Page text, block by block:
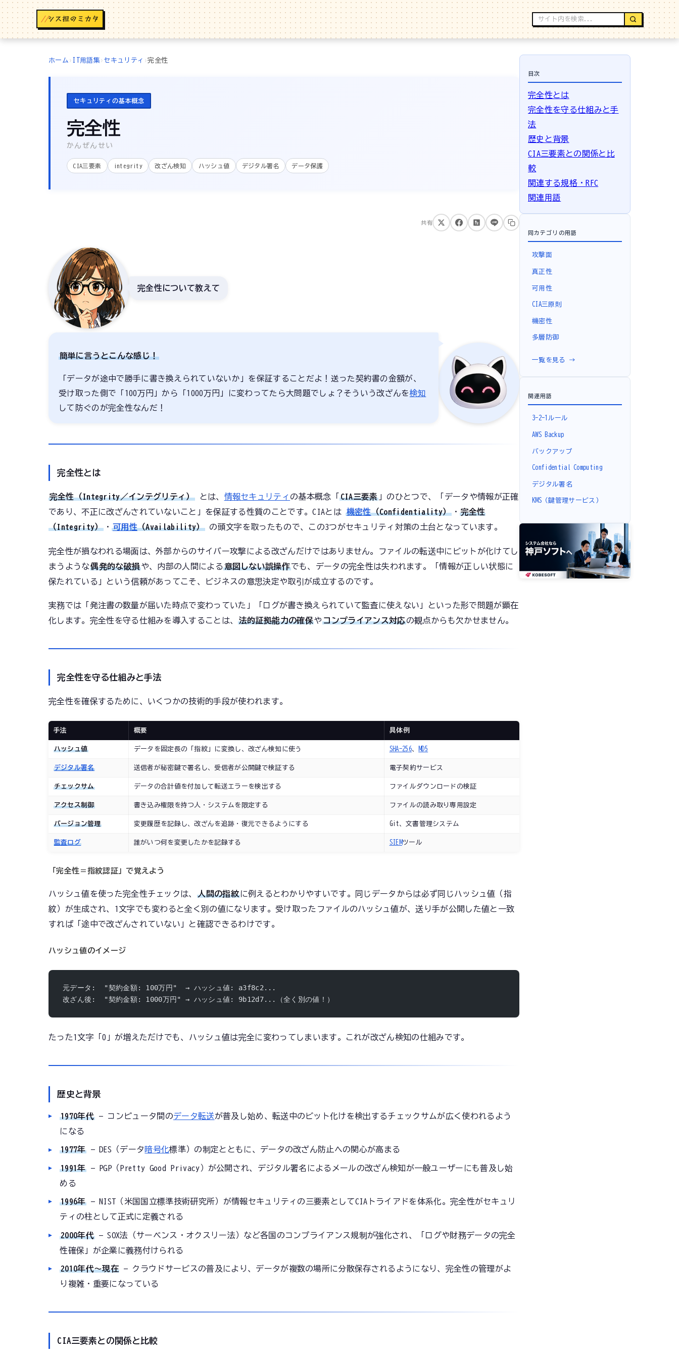
//
ホーム › IT用語集› セキュリティ ›完全性
セキュリティの基本概念
完全性
かんぜんせい
CIA三要素 integrity 改ざん検知 ハッシュ値 デジタル署名 データ保護
共有
完全性について教えて
簡単に言うとこんな感じ！
「データが途中で勝手に書き換えられていないか」を保証することだよ！送った契約書の金額が、
受け取った側で「100万円」から「1000万円」に変わってたら大問題でしょ？そういう改ざんを検知
して防ぐのが完全性なんだ！
完全性とは
完全性（Integrity／インテグリティ） とは、 情報セキュリティ の基本概念「 CIA三要素 」のひとつで、「データや情報が正確
であり、不正に改ざんされていないこと」を保証する性質のことです。CIAとは機密性（Confidentiality）・完全性
（Integrity） ・可用性（Availability） の頭文字を取ったもので、この3つがセキュリティ対策の土台となっています。
完全性が損なわれる場面は、外部からのサイバー攻撃による改ざんだけではありません。ファイルの転送中にビットが化けてし
まうような偶発的な破損や、内部の人間による 意図しない誤操作でも、データの完全性は失われます。「情報が正しい状態に
保たれている」という信頼があってこそ、ビジネスの意思決定や取引が成立するのです。
実務では「発注書の数量が届いた時点で変わっていた」「ログが書き換えられていて監査に使えない」といった形で問題が顕在
化します。完全性を守る仕組みを導入することは、法的証拠能力の確保や コンプライアンス対応の観点からも欠かせません。
完全性を守る仕組みと手法
完全性を確保するために、いくつかの技術的手段が使われます。
手法 概要 具体例
ハッシュ値 データを固定長の「指紋」に変換し、改ざん検知に使う SHA-256、 MD5
デジタル署名 送信者が秘密鍵で署名し、受信者が公開鍵で検証する 電子契約サービス
チェックサム データの合計値を付加して転送エラーを検出する ファイルダウンロードの検証
アクセス制御 書き込み権限を持つ人・システムを限定する ファイルの読み取り専用設定
バージョン管理 変更履歴を記録し、改ざんを追跡・復元できるようにする Git、文書管理システム
監査ログ 誰がいつ何を変更したかを記録する SIEMツール
「完全性＝指紋認証」で覚えよう
ハッシュ値を使った完全性チェックは、 人間の指紋に例えるとわかりやすいです。同じデータからは必ず同じハッシュ値（指
紋）が生成され、1文字でも変わると全く別の値になります。受け取ったファイルのハッシュ値が、送り手が公開した値と一致
すれば「途中で改ざんされていない」と確認できるわけです。
ハッシュ値のイメージ
元データ:  "契約金額: 100万円"  → ハッシュ値: a3f8c2...
改ざん後:  "契約金額: 1000万円" → ハッシュ値: 9b12d7...（全く別の値！）
たった1文字「0」が増えただけでも、ハッシュ値は完全に変わってしまいます。これが改ざん検知の仕組みです。
歴史と背景
1970年代— コンピュータ間のデータ転送が普及し始め、転送中のビット化けを検出するチェックサムが広く使われるよう
になる
1977年 — DES（データ 暗号化標準）の制定とともに、データの改ざん防止への関心が高まる
1991年 — PGP（Pretty Good Privacy）が公開され、デジタル署名によるメールの改ざん検知が一般ユーザーにも普及し始
める
1996年 — NIST（米国国立標準技術研究所）が情報セキュリティの三要素としてCIAトライアドを体系化。完全性がセキュリ
ティの柱として正式に定義される
2000年代— SOX法（サーベンス・オクスリー法）など各国のコンプライアンス規制が強化され、「ログや財務データの完全
性確保」が企業に義務付けられる
2010年代〜現在 — クラウドサービスの普及により、データが複数の場所に分散保存されるようになり、完全性の管理がよ
り複雑・重要になっている
CIA三要素との関係と比較
目次
完全性とは
完全性を守る仕組みと手
法
歴史と背景
CIA三要素との関係と比
較
関連する規格・RFC
関連用語
同カテゴリの用語
攻撃面
真正性
可用性
CIA三原則
機密性
多層防御
一覧を見る →
関連用語
3-2-1ルール
AWS Backup
バックアップ
Confidential Computing
デジタル署名
KMS（鍵管理サービス）